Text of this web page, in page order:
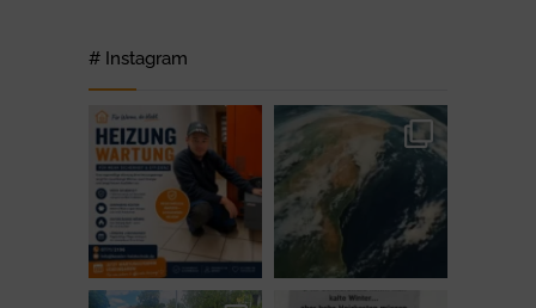
# Instagram